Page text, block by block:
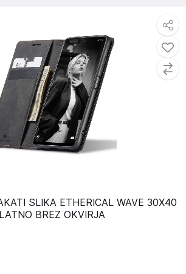
SLIKA ETHERICAL WAVE 30X40
BREZ OKVIRJA